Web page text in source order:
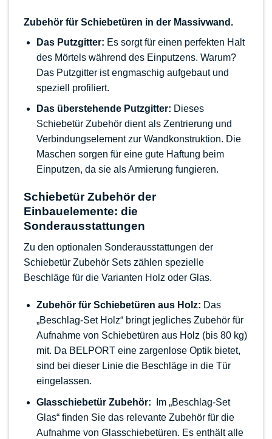
Zubehör für Schiebetüren in der Massivwand.
Das Putzgitter: Es sorgt für einen perfekten Halt
des Mörtels während des Einputzens. Warum?
Das Putzgitter ist engmaschig aufgebaut und
speziell profiliert.
Das überstehende Putzgitter: Dieses
Schiebetür Zubehör dient als Zentrierung und
Verbindungselement zur Wandkonstruktion. Die
Maschen sorgen für eine gute Haftung beim
Einputzen, da sie als Armierung fungieren.
Schiebetür Zubehör der
Einbauelemente: die
Sonderausstattungen
Zu den optionalen Sonderausstattungen der
Schiebetür Zubehör Sets zählen spezielle
Beschläge für die Varianten Holz oder Glas.
Zubehör für Schiebetüren aus Holz: Das
„Beschlag-Set Holz“ bringt jegliches Zubehör für
Aufnahme von Schiebetüren aus Holz (bis 80 kg)
mit. Da BELPORT eine zargenlose Optik bietet,
sind bei dieser Linie die Beschläge in die Tür
eingelassen.
Glasschiebetür Zubehör: Im „Beschlag-Set
Glas“ finden Sie das relevante Zubehör für die
Aufnahme von Glasschiebetüren. Es enthält alle